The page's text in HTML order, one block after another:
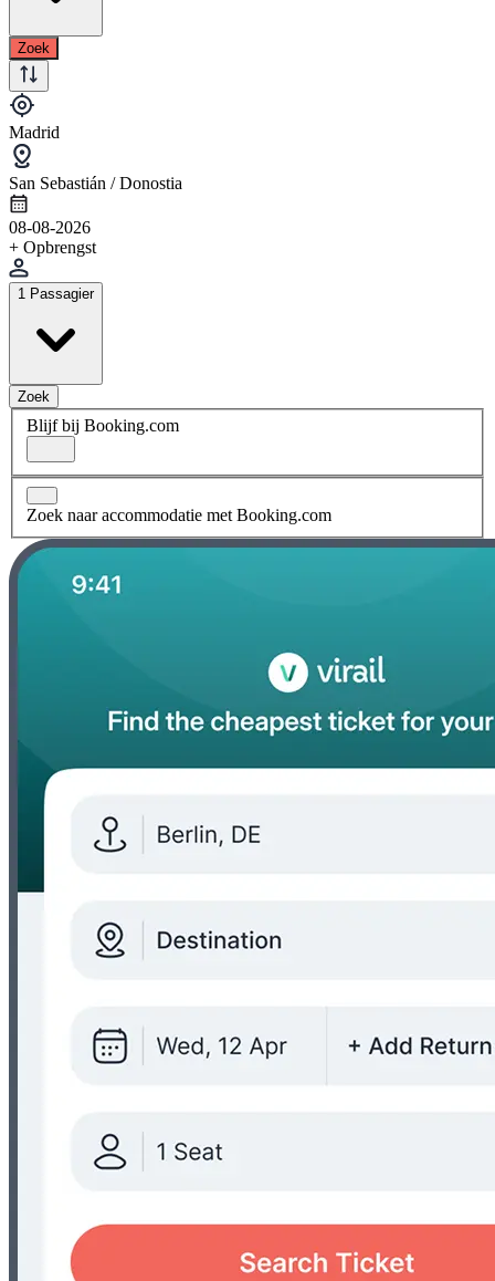
Zoek
Madrid
San Sebastián / Donostia
08-08-2026
+ Opbrengst
1 Passagier
Zoek
Blijf bij Booking.com
Zoek naar accommodatie met Booking.com